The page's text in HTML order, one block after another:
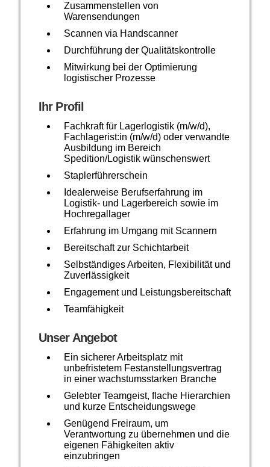
Zusammenstellen von
Warensendungen
Scannen via Handscanner
Durchführung der Qualitätskontrolle
Mitwirkung bei der Optimierung
logistischer Prozesse
Ihr Profil
Fachkraft für Lagerlogistik (m/w/d),
Fachlagerist:in (m/w/d) oder verwandte
Ausbildung im Bereich
Spedition/Logistik wünschenswert
Staplerführerschein
Idealerweise Berufserfahrung im
Logistik- und Lagerbereich sowie im
Hochregallager
Erfahrung im Umgang mit Scannern
Bereitschaft zur Schichtarbeit
Selbständiges Arbeiten, Flexibilität und
Zuverlässigkeit
Engagement und Leistungsbereitschaft
Teamfähigkeit
Unser Angebot
Ein sicherer Arbeitsplatz mit
unbefristetem Festanstellungsvertrag
in einer wachstumsstarken Branche
Gelebter Teamgeist, flache Hierarchien
und kurze Entscheidungswege
Genügend Freiraum, um
Verantwortung zu übernehmen und die
eigenen Fähigkeiten aktiv
einzubringen